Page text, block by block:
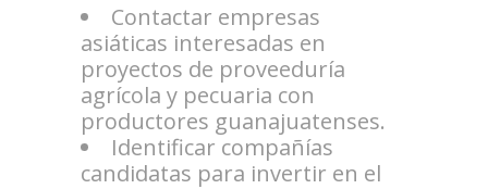
Contactar empresas
asiáticas interesadas en
proyectos de proveeduría
agrícola y pecuaria con
productores guanajuatenses.
Identificar compañías
candidatas para invertir en el